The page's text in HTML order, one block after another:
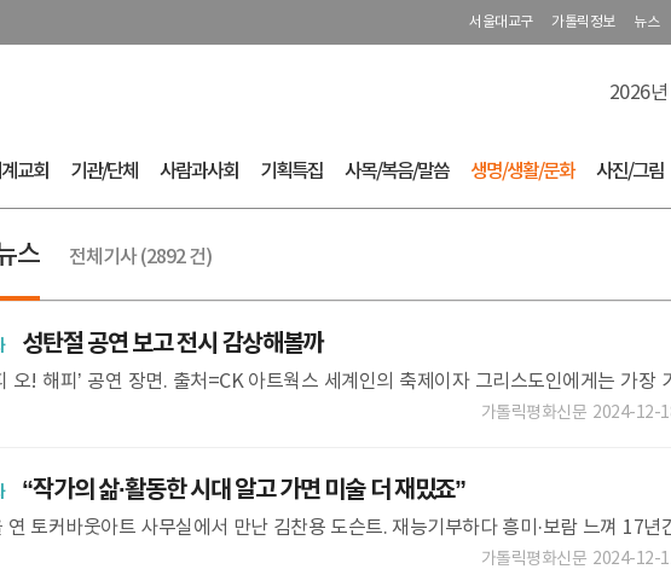
서울대교구 가톨릭정보 뉴스
2026
교회 기관/단체 사람과사회 기획특집 사목/복음/말씀 생명/생활/문화 사진/그림
스 전체기사 (2892 건)
성탄절 공연 보고 전시 감상해볼까
오! 해피’ 공연 장면. 출처=CK 아트웍스 세계인의 축제이자 그리스도인에게는 가장 기
성탄 대축일. 크리스마스를 맞아 가족이나 친구와 함께 볼만한 문화예
가톨릭평화신문 2024-12-
“작가의 삶·활동한 시대 알고 가면 미술 더 재밌죠”
연 토커바웃아트 사무실에서 만난 김찬용 도슨트. 재능기부하다 흥미·보람 느껴 17년
전시 해설 강연으로 더 많이 벌지만 풍부한 정보 접할 수 있는 도슨트가톨릭평화신문 2024-12-